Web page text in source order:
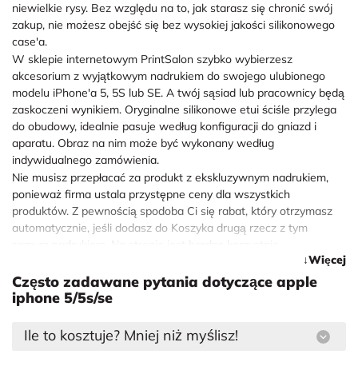
niewielkie rysy. Bez względu na to, jak starasz się chronić swój
zakup, nie możesz obejść się bez wysokiej jakości silikonowego
case'a.
W sklepie internetowym PrintSalon szybko wybierzesz
akcesorium z wyjątkowym nadrukiem do swojego ulubionego
modelu iPhone'a 5, 5S lub SE. A twój sąsiad lub pracownicy będą
zaskoczeni wynikiem. Oryginalne silikonowe etui ściśle przylega
do obudowy, idealnie pasuje według konfiguracji do gniazd i
aparatu. Obraz na nim może być wykonany według
indywidualnego zamówienia.
Nie musisz przepłacać za produkt z ekskluzywnym nadrukiem,
ponieważ firma ustala przystępne ceny dla wszystkich
produktów. Z pewnością spodoba Ci się rabat, który otrzymasz
automatycznie, jeśli dodasz do Koszyka drugą rzecz z tym
Jaka ilustracja pasuje do etui na
telefon?
Za pomocą wygodnego i przejrzystego interfejsu strony kupujący
Więcej
Często zadawane pytania dotyczące apple
iphone 5/5s/se
Ile to kosztuje? Mniej niż myślisz!